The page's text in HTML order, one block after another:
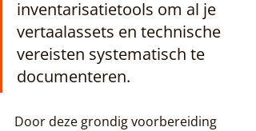
inventarisatietools om al je
vertaalassets en technische
vereisten systematisch te
documenteren.
Door deze grondig voorbereiding